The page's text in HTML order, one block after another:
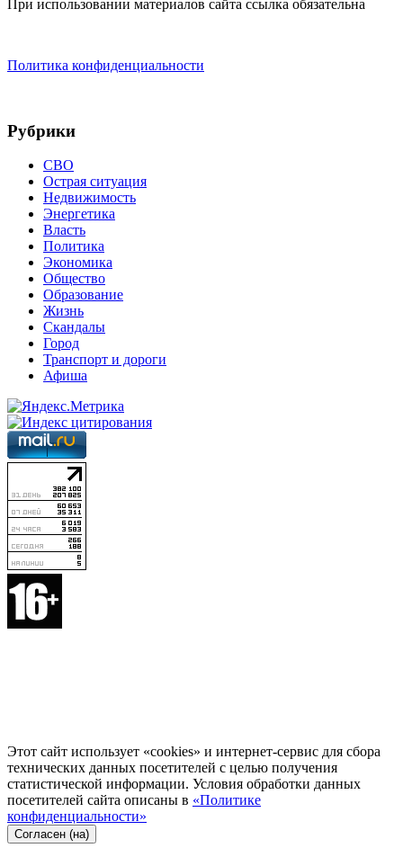
При использовании материалов сайта ссылка обязательна
Политика конфиденциальности
Рубрики
СВО
Острая ситуация
Недвижимость
Энергетика
Власть
Политика
Экономика
Общество
Образование
Жизнь
Скандалы
Город
Транспорт и дороги
Афиша
Этот сайт использует «cookies» и интернет-сервис для сбора
технических данных посетителей с целью получения
статистической информации. Условия обработки данных
посетителей сайта описаны в «Политике
конфиденциальности»
Согласен (на)